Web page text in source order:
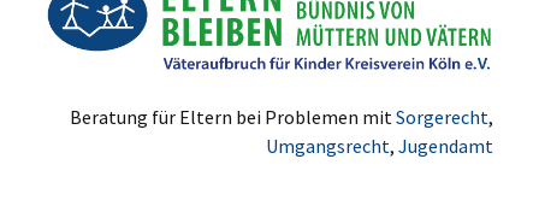
Beratung für Eltern bei Problemen mit Sorgerecht,
Umgangsrecht, Jugendamt